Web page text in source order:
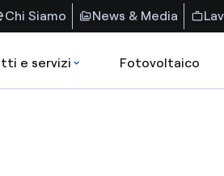
Chi Siamo News & Media
e servizi Fotovoltaico